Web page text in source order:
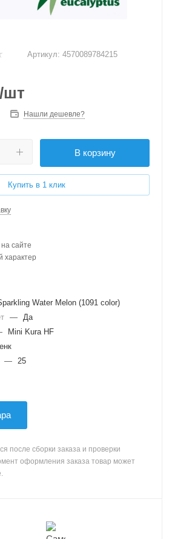
Артикул: 4570089784215
/шт
Нашли дешевле?
В корзину
Купить в 1 клик
сайте
характер
Water Melon (1091 color)
— Да
Mini Kura HF
— 25
после сборки заказа и проверки
оформления заказа товар может